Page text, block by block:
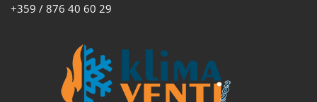
+359 / 876 40 60 29